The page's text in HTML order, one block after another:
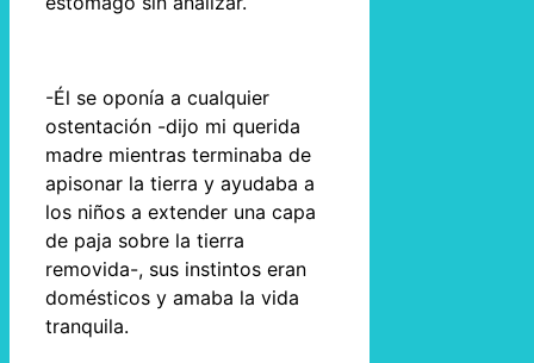
-Él se oponía a cualquier
ostentación -dijo mi querida
madre mientras terminaba de
apisonar la tierra y ayudaba a
los niños a extender una capa
de paja sobre la tierra
removida-, sus instintos eran
domésticos y amaba la vida
tranquila.